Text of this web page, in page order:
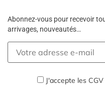
Abonnez-vous pour recevoir
arrivages, nouveautés…
J'accepte les CGV